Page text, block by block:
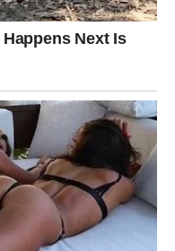
prati njihovu dubinu.
želje počinju
gotovo nestvarno.
unutrašnjim